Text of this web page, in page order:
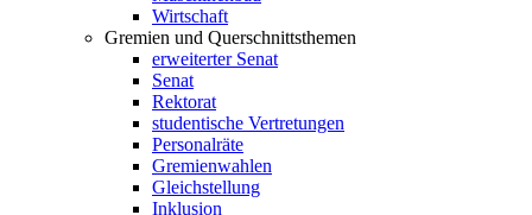
Wirtschaft
Gremien und Querschnittsthemen
erweiterter Senat
Senat
Rektorat
studentische Vertretungen
Personalräte
Gremienwahlen
Gleichstellung
Inklusion